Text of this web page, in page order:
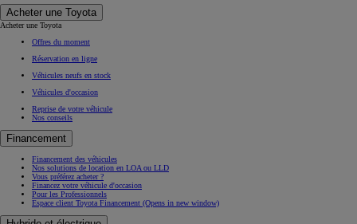
Acheter une Toyota
Acheter une Toyota
Offres du moment
Réservation en ligne
Véhicules neufs en stock
Véhicules d'occasion
Reprise de votre véhicule
Nos conseils
Financement
Financement des véhicules
Nos solutions de location en LOA ou LLD
Vous préférez acheter ?
Financez votre véhicule d'occasion
Pour les Professionnels
Espace client Toyota Financement (Opens in new window)